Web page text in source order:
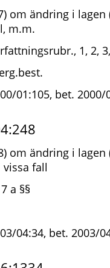
om ändring i
m.m.
1, 2,
01:105, bet.
om ändring i
fall
a §§
04:34, bet. 2003/